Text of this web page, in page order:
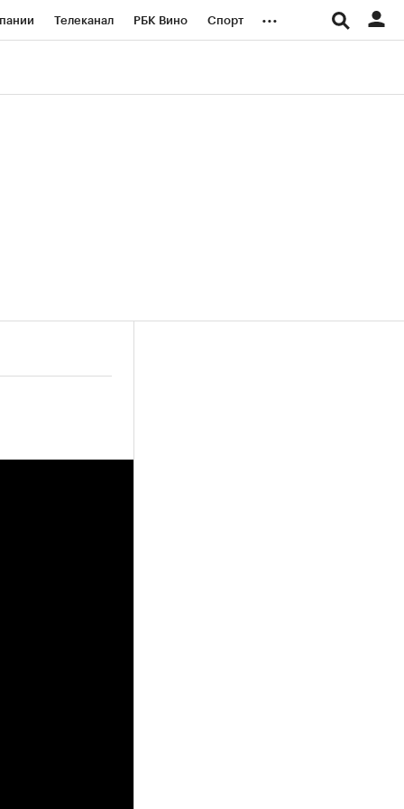
Телеканал РБК Вино Спорт ...